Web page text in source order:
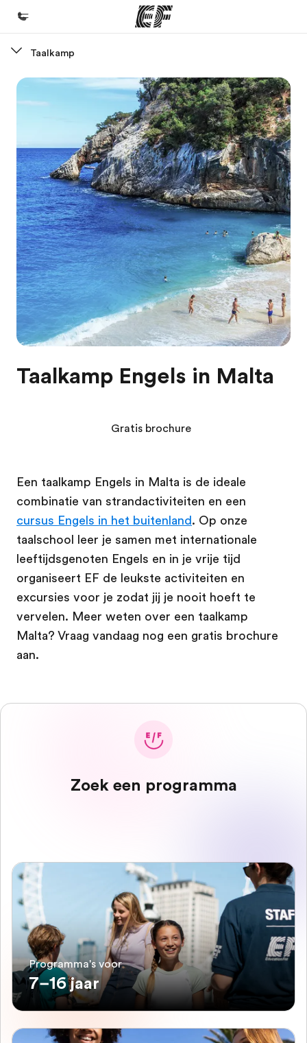
Welkom bij EF
Bekijk alles dat we doen
Kantoren
Vind een kantoor
Over ons
Wie wij zijn
Careers
Kom bij ons team
Taalkamp
Taalkamp Engels in Malta
Een taalkamp Engels in Malta is de ideale
combinatie van strandactiviteiten en een
cursus Engels in het buitenland . Op onze
taalschool leer je samen met internationale
leeftijdsgenoten Engels en in je vrije tijd
organiseert EF de leukste activiteiten en
excursies voor je zodat jij je nooit hoeft te
vervelen. Meer weten over een taalkamp
Malta? Vraag vandaag nog een gratis brochure
aan.
Gratis brochure
Zoek een programma
Programma's voor
7–16 jaar